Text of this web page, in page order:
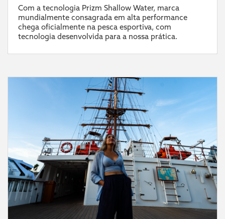
Com a tecnologia Prizm Shallow Water, marca
mundialmente consagrada em alta performance
chega oficialmente na pesca esportiva, com
tecnologia desenvolvida para a nossa prática.